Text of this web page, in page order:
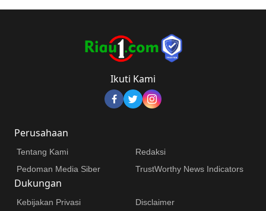
Ikuti Kami
Perusahaan
Tentang Kami
Redaksi
Pedoman Media Siber
TrustWorthy News Indicators
Dukungan
Kebijakan Privasi Disclaimer